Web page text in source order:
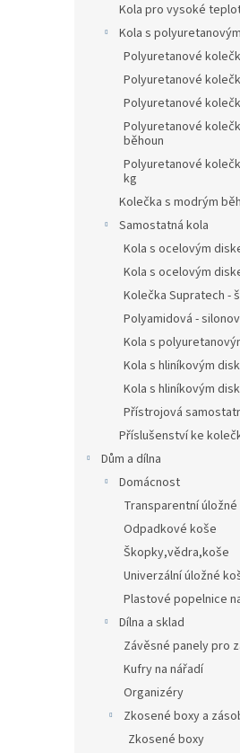
Kola pro vysoké
Kola s
Polyuretanové
Polyuretanové
Polyuretanové
Polyuretanové
běhoun
Polyuretanové
kg
Kolečka s modrým
Samostatná kola
Kola s ocelovým
Kola s ocelovým
Kolečka Supratech -
Polyamidová -
Kola s
Kola s hliníkovým
Kola s hliníkovým
Přístrojová
Příslušenství ke
Dům a dílna
Domácnost
Transparentní
Odpadkové koše
Škopky,vědra,koše
Univerzální úložné
Plastové popelnice
Dílna a sklad
Závěsné panely pro
Kufry na nářadí
Organizéry
Zkosené boxy a
Zkosené boxy